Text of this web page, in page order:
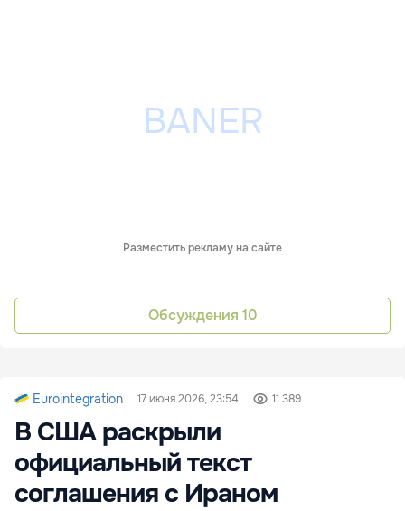
Разместить рекламу на сайте
Обсуждения 10
Eurointegration 17 июня 2026, 23:54 11 389
В США раскрыли
официальный текст
соглашения с Ираном